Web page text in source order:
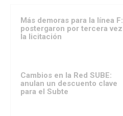
Más demoras para la línea F:
postergaron por tercera vez
la licitación
Cambios en la Red SUBE:
anulan un descuento clave
para el Subte